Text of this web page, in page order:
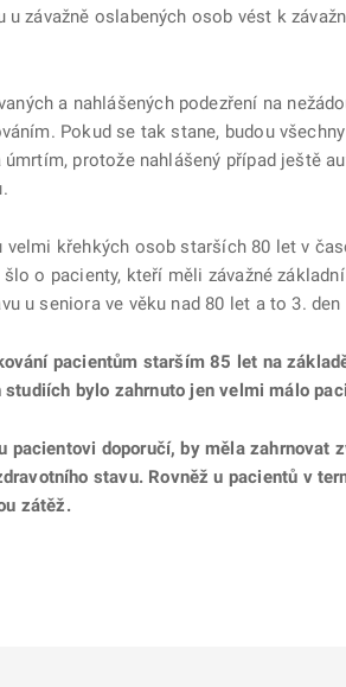
závažně oslabených osob vést k
a nahlášených podezření na
Pokud se tak stane, budou
protože nahlášený případ ještě
křehkých osob starších 80 let v
o pacienty, kteří měli závažné
u seniora ve věku nad 80 let a to 3.
pacientům starším 85 let na
bylo zahrnuto jen velmi málo
pacientovi doporučí, by měla zahrnovat
stavu. Rovněž u pacientů v
zátěž.